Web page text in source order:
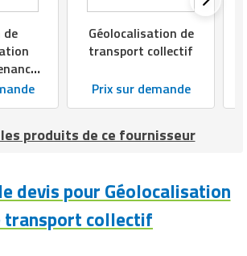
Géolocalisation de
transport collectif
Prix sur demande
produits de ce fournisseur
devis pour Géolocalisation
transport collectif